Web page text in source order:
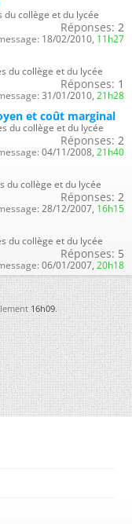
collège et du lycée
Réponses: 2
18/02/2010, 11h27
du collège et du lycée
Réponses: 1
31/01/2010, 21h28
et coût marginal
du collège et du lycée
Réponses: 2
04/11/2008, 21h40
du collège et du lycée
Réponses: 2
28/12/2007, 16h15
du collège et du lycée
Réponses: 5
06/01/2007, 20h18
16h09.